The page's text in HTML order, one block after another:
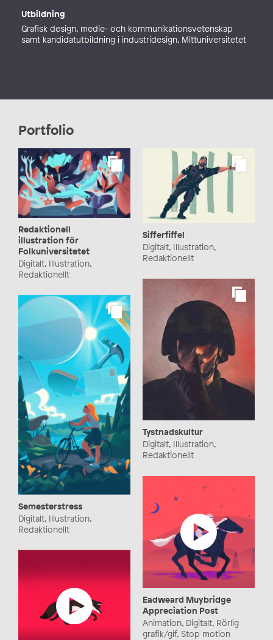
Utbildning
Grafisk design, medie- och kommunikationsvetenskap
samt kandidatutbildning i industridesign, Mittuniversitetet
Portfolio
Redaktionell
illustration för
Folkuniversitetet
Digitalt, Illustration,
Redaktionellt
Sifferfiffel
Digitalt, Illustration,
Redaktionellt
Tystnadskultur
Digitalt, Illustration,
Redaktionellt
Semesterstress
Digitalt, Illustration,
Redaktionellt
Eadweard Muybridge
Appreciation Post
Animation, Digitalt, Rörlig
grafik/gif, Stop motion